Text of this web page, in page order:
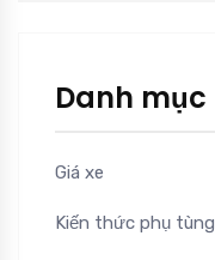
Danh mục
Giá xe
Kiến thức phụ tùng